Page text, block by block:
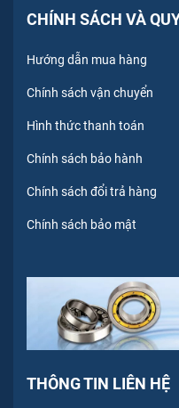
CHÍNH SÁCH VÀ
Hướng dẫn mua hàng
Chính sách vận chuyển
Hình thức thanh toán
Chính sách bảo hành
Chính sách đổi trả hàng
Chính sách bảo mật
THÔNG TIN LIÊN HỆ